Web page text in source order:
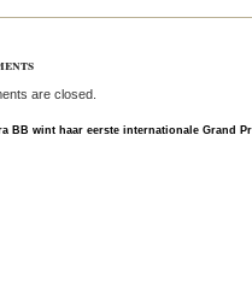
are closed.
BB wint haar eerste internationale Grand